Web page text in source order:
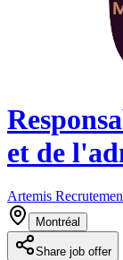
et de
Artemis
Montréal
Share job offer